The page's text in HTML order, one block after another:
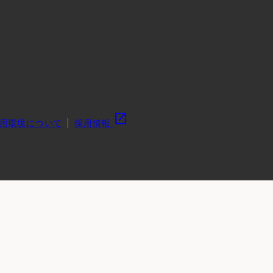
環境について 採用情報 open_in_new